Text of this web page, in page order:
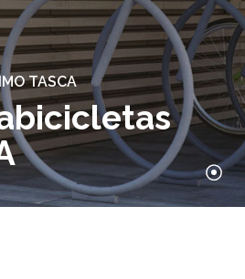
TASCA